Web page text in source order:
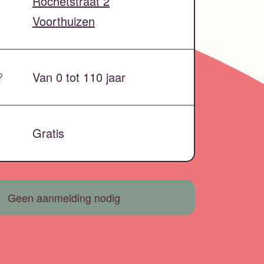
Voorthuizen
Van 0 tot 110 jaar
Gratis
Geen aanmelding nodig